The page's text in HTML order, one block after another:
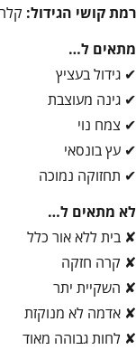
רמת קושי הגידול:
מתאים ל…
✔ גידול בעציץ
✔ גינה מעוצבת
✔ צמח נוי
✔ עץ בונסאי
✔ תחזוקה נמוכה
לא מתאים ל…
✘ בית ללא אור כלל
✘ קרה חזקה
✘ השקיית יתר
✘ אדמה לא מנוקזת
✘ לחות גבוהה מאוד